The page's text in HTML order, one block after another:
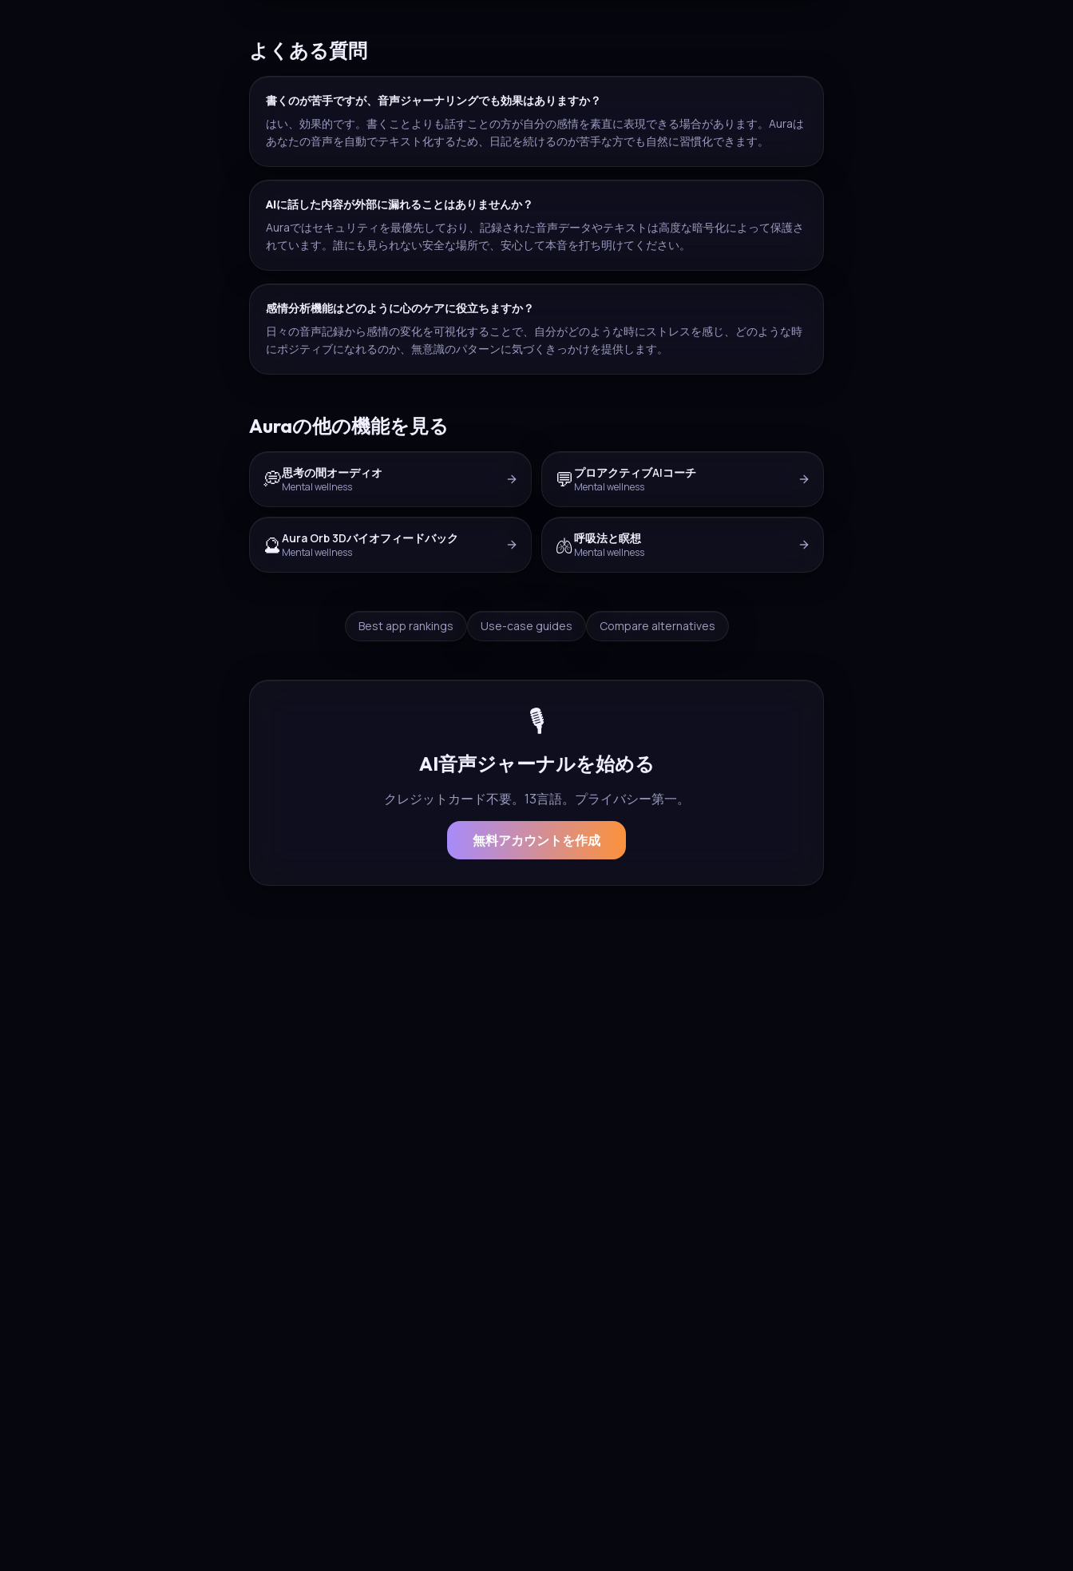
よくある質問
書くのが苦手ですが、音声ジャーナリングでも効果はありますか？
はい、効果的です。書くことよりも話すことの方が自分の感情を素直に表現できる場合があります。Auraは
あなたの音声を自動でテキスト化するため、日記を続けるのが苦手な方でも自然に習慣化できます。
AIに話した内容が外部に漏れることはありませんか？
Auraではセキュリティを最優先しており、記録された音声データやテキストは高度な暗号化によって保護さ
れています。誰にも見られない安全な場所で、安心して本音を打ち明けてください。
感情分析機能はどのように心のケアに役立ちますか？
日々の音声記録から感情の変化を可視化することで、自分がどのような時にストレスを感じ、どのような時
にポジティブになれるのか、無意識のパターンに気づくきっかけを提供します。
Auraの他の機能を見る
💭思考の間オーディオ
Mental wellness 💬 プロアクティブAIコーチ
Mental wellness
🔮Aura Orb 3Dバイオフィードバック
Mental wellness 🫁呼吸法と瞑想
Mental wellness
Best app rankings Use-case guides Compare alternatives
🎙️
AI音声ジャーナルを始める
クレジットカード不要。13言語。プライバシー第一。
無料アカウントを作成